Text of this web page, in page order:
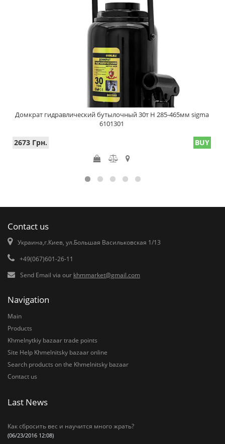
Домкрат гидравлический бутылочный 30т H 285-465мм sigma
6101301
2673 Грн. BUY
Contact us
Украина,г.Киев, ул.Большая Васильковская 1/13
+49(067)601-26-11
Send Email via our khmmarket@gmail.com
Navigation
Main
Products
Khmelnytkiy bazaar trade points
Site Help Khmelnitsky bazaar online
Search products on the Khmelnitsky bazaar
Contact us
Last News
Как сбросить вес и научится много жрать?
(06/23/2016 12:08)